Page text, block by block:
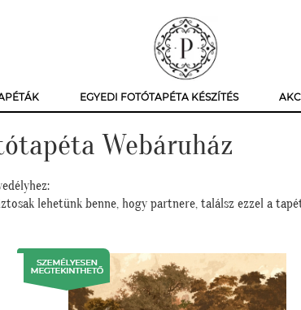
EGYEDI FOTÓTAPÉTA KÉSZÍTÉS
Webáruház
lehetünk benne, hogy partnere, találsz ezzel a